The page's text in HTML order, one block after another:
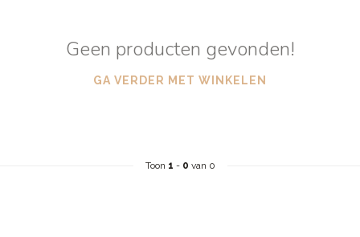
Geen producten gevonden!
GA VERDER MET WINKELEN
Toon 1 - 0 van 0